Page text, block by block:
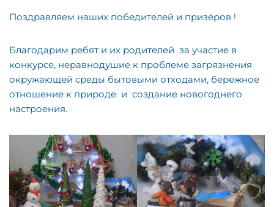
Поздравляем наших победителей и призёров !
Благодарим ребят и их родителей за участие в
конкурсе, неравнодушие к проблеме загрязнения
окружающей среды бытовыми отходами, бережное
отношение к природе и создание новогоднего
настроения.